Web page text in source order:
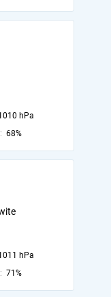
hPa
68%
hPa
71%